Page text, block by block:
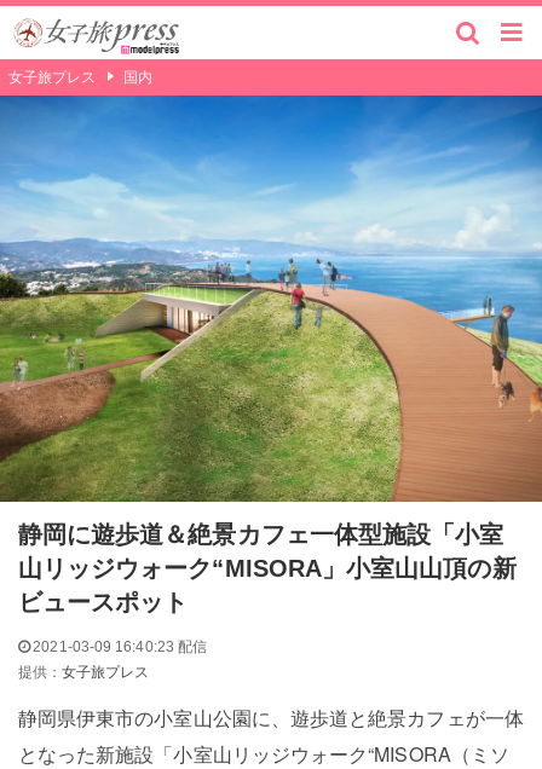
女子旅プレス 国内
静岡に遊歩道＆絶景カフェ一体型施設「小室
山リッジウォーク“MISORA」小室山山頂の新
ビュースポット
2021-03-09 16:40:23 配信
提供：女子旅プレス
静岡県伊東市の小室山公園に、遊歩道と絶景カフェが一体
となった新施設「小室山リッジウォーク“MISORA（ミソ